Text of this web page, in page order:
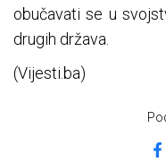
obučavati se u
drugih država.
(Vijesti.ba)